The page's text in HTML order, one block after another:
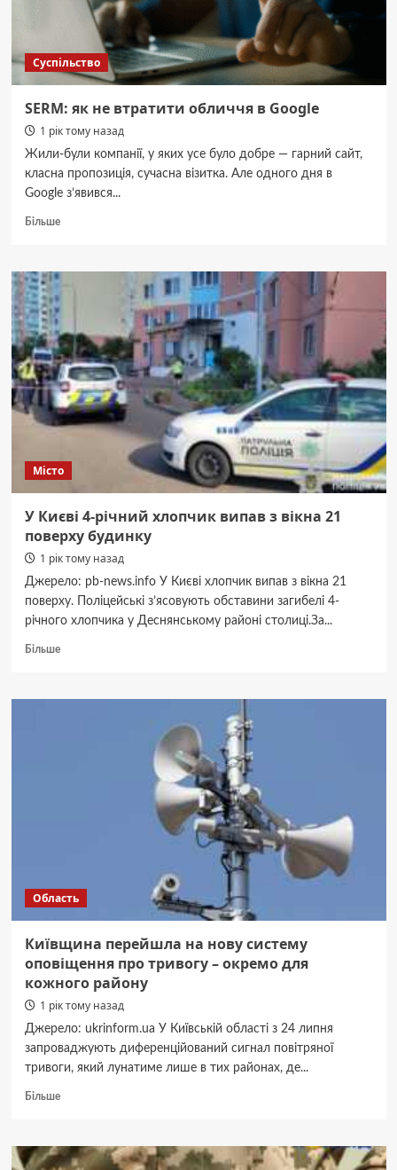
Суспільство
SERM: як не втратити обличчя в Google
1 рік тому назад
Жили-були компанії, у яких усе було добре — гарний сайт,
класна пропозиція, сучасна візитка. Але одного дня в
Google з’явився...
БільшеДокладніше
як
втратити
в
Google
Місто
У Києві 4-річний хлопчик випав з вікна 21
поверху будинку
1 рік тому назад
Джерело: pb-news.info У Києві хлопчик випав з вікна 21
поверху. Поліцейські з’ясовують обставини загибелі 4-
річного хлопчика у Деснянському районі столиці.За...
БільшеДокладніше
Києві
Область
Київщина перейшла на нову систему
оповіщення про тривогу – окремо для
кожного району
1 рік тому назад
Джерело: ukrinform.ua У Київській області з 24 липня
запроваджують диференційований сигнал повітряної
тривоги, який лунатиме лише в тих районах, де...
БільшеДокладніше
перейшла
на